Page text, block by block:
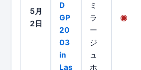
5月
2日
D
GP
20
03
in
Las
ミ
ラ
ー
ジ
ュ
ホ